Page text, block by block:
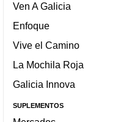
Ven A Galicia
Enfoque
Vive el Camino
La Mochila Roja
Galicia Innova
SUPLEMENTOS